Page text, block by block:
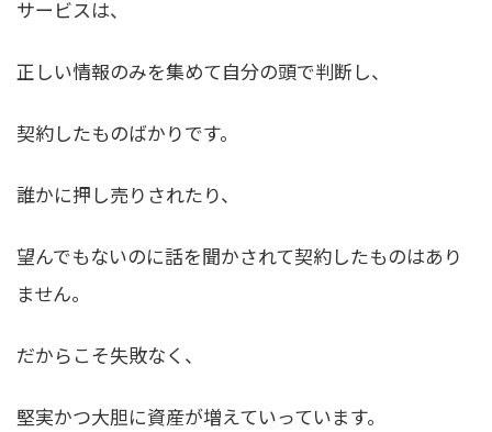
サービスは、
正しい情報のみを集めて自分の頭で判断し、
契約したものばかりです。
誰かに押し売りされたり、
望んでもないのに話を聞かされて契約したものはあり
ません。
だからこそ失敗なく、
堅実かつ大胆に資産が増えていっています。